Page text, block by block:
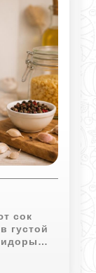
сок
густой